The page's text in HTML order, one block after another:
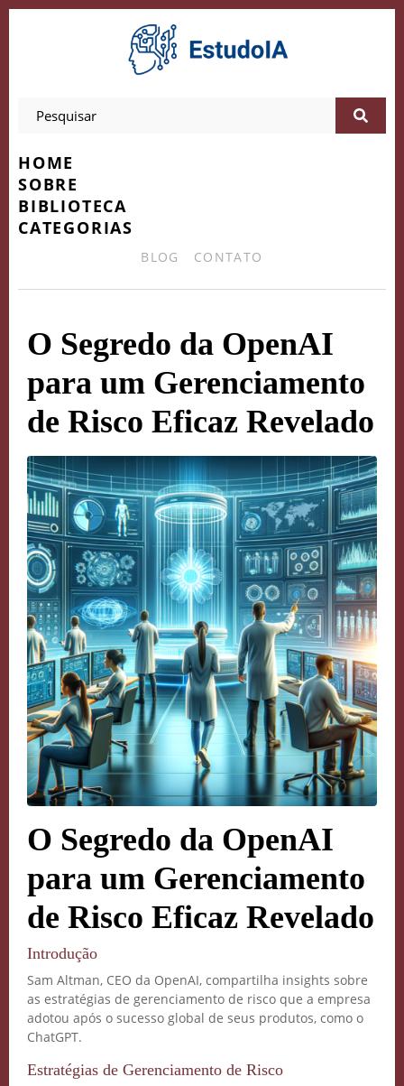
HOME
SOBRE
BIBLIOTECA
CATEGORIAS
BLOG CONTATO
O Segredo da OpenAI
para um Gerenciamento
de Risco Eficaz Revelado
O Segredo da OpenAI
para um Gerenciamento
de Risco Eficaz Revelado
Introdução
Sam Altman, CEO da OpenAI, compartilha insights sobre
as estratégias de gerenciamento de risco que a empresa
adotou após o sucesso global de seus produtos, como o
ChatGPT.
Estratégias de Gerenciamento de Risco